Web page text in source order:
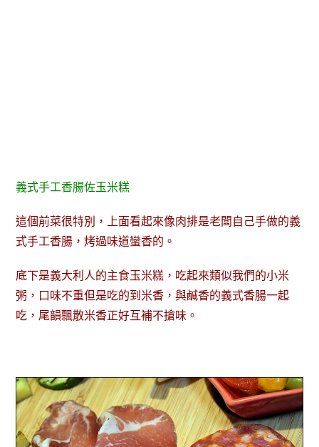
義式手工香腸佐玉米糕
這個前菜很特別，上面看起來像肉排是老闆自己手做的義
式手工香腸，烤過味道蠻香的。
底下是義大利人的主食玉米糕，吃起來類似我們的小米
粥，口味不重但是吃的到米香，與鹹香的義式香腸一起
吃，尾韻飄散米香正好互補不搶味。